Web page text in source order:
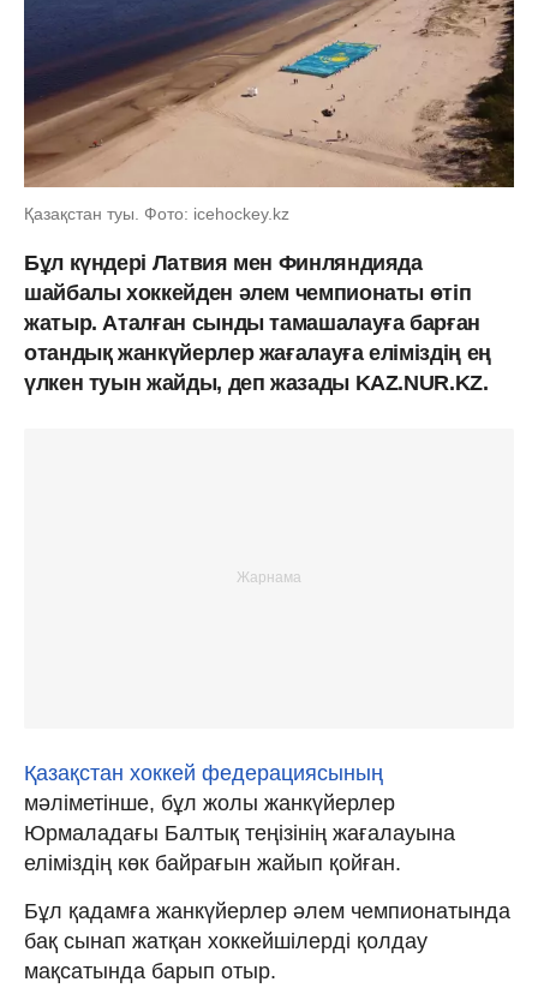
Қазақстан туы. Фото: icehockey.kz
Бұл күндері Латвия мен Финляндияда
шайбалы хоккейден әлем чемпионаты өтіп
жатыр. Аталған сынды тамашалауға барған
отандық жанкүйерлер жағалауға еліміздің ең
үлкен туын жайды, деп жазады KAZ.NUR.KZ.
Қазақстан хоккей федерациясының
мәліметінше, бұл жолы жанкүйерлер
Юрмаладағы Балтық теңізінің жағалауына
еліміздің көк байрағын жайып қойған.
Бұл қадамға жанкүйерлер әлем чемпионатында
бақ сынап жатқан хоккейшілерді қолдау
мақсатында барып отыр.